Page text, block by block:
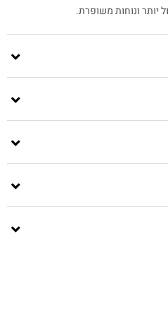
יותר ונוחות משופרת.